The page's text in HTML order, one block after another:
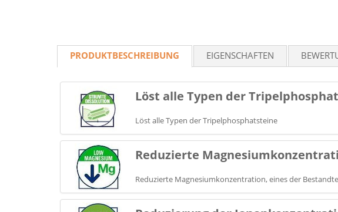
PRODUKTBESCHREIBUNG EIGENSCHAFTEN
Löst alle Typen der
Löst alle Typen der Tripelphosphatsteine
Reduzierte
Reduzierte Magnesiumkonzentration, eines der